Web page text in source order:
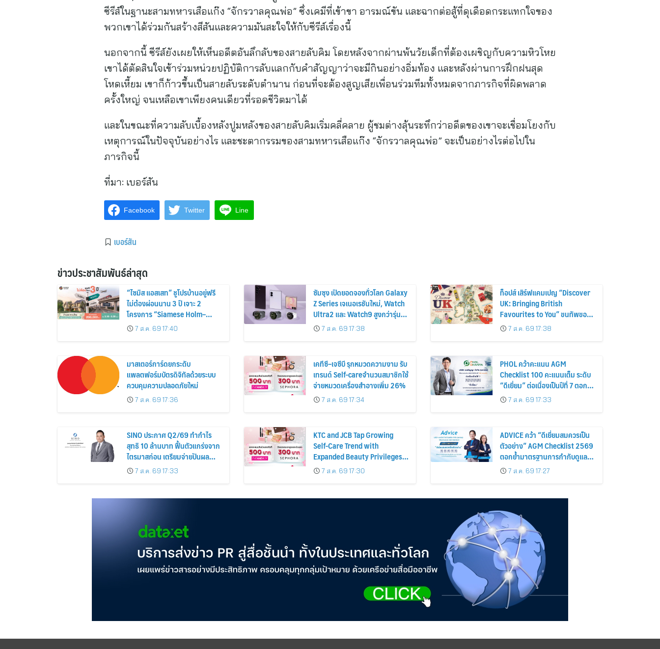
ซีรีส์ในฐานะสามทหารเสือแก๊ง “จักรวาลคุณพ่อ” ซึ่งเคมีที่เข้าขา อารมณ์ขัน และฉากต่อสู้ที่ดุเดือดกระแทกใจของ
พวกเขาได้ร่วมกันสร้างสีสันและความมันสะใจให้กับซีรีส์เรื่องนี้
นอกจากนี้ ซีรีส์ยังเผยให้เห็นอดีตอันลึกลับของสายลับคิม โดยหลังจากผ่านพ้นวัยเด็กที่ต้องเผชิญกับความหิวโหย
เขาได้ตัดสินใจเข้าร่วมหน่วยปฏิบัติการลับแลกกับคำสัญญาว่าจะมีกินอย่างอิ่มท้อง และหลังผ่านการฝึกฝนสุด
โหดเหี้ยม เขาก็ก้าวขึ้นเป็นสายลับระดับตำนาน ก่อนที่จะต้องสูญเสียเพื่อนร่วมทีมทั้งหมดจากภารกิจที่ผิดพลาด
ครั้งใหญ่ จนเหลือเขาเพียงคนเดียวที่รอดชีวิตมาได้
และในขณะที่ความลับเบื้องหลังปูมหลังของสายลับคิมเริ่มคลี่คลาย ผู้ชมต่างลุ้นระทึกว่าอดีตของเขาจะเชื่อมโยงกับ
เหตุการณ์ในปัจจุบันอย่างไร และชะตากรรมของสามทหารเสือแก๊ง “จักรวาลคุณพ่อ” จะเป็นอย่างไรต่อไปใน
ภารกิจนี้
ที่มา: เบอร์สัน
Facebook Twitter Line
เบอร์สัน
ข่าวประชาสัมพันธ์ล่าสุด
“ไซมิส แอสเสท” ชูโปรบ้านอยู่ฟรี
ไม่ต้องผ่อนนาน 3 ปี เจาะ 2
โครงการ “Siamese Holm–
Siamese Blossom” พร้อม
ส่วนลดและสิทธิพิเศษถึง 31
7 ส.ค. 69 17:40
ซัมซุง เปิดยอดจองทั่วโลก Galaxy
Z Series เจเนอเรชันใหม่, Watch
Ultra2 และ Watch9 สูงกว่ารุ่น
ก่อนหน้ากว่า 30%
7 ส.ค. 69 17:38
ท็อปส์ เสิร์ฟแคมเปญ “Discover
UK: Bringing British
Favourites to You” ขนทัพของ
อร่อยและไอเท็มฮิตจากสหราช
อาณาจักร ส่งตรงถึงมือตั้งแต่วัน
7 ส.ค. 69 17:38
มาสเตอร์การ์ดยกระดับ
แพลตฟอร์มบัตรดิจิทัลด้วยระบบ
ควบคุมความปลอดภัยใหม่
7 ส.ค. 69 17:36
เคทีซี–เจซีบี รุกหมวดความงาม รับ
เทรนด์ Self-careจำนวนสมาชิกใช้
จ่ายหมวดเครื่องสำอางเพิ่ม 26%
7 ส.ค. 69 17:34
PHOL คว้าคะแนน AGM
Checklist 100 คะแนนเต็ม ระดับ
“ดีเยี่ยม” ต่อเนื่องเป็นปีที่ 7 ตอกย้ำ
การดำเนินธุรกิจตามหลักธรรมาภิ
บาล โปร่งใส สร้างความเชื่อมั่นผู้
7 ส.ค. 69 17:33
SINO ประกาศ Q2/69 ทำกำไร
สุทธิ 10 ล้านบาท ฟื้นตัวแกร่งจาก
ไตรมาสก่อน เตรียมจ่ายปันผล
ระหว่างกาล 0.014423 บาทต่อหุ้น
ครึ่งปีหลังมุ่งเติบโตต่อเนื่อง
7 ส.ค. 69 17:33
KTC and JCB Tap Growing
Self-Care Trend with
Expanded Beauty Privileges
Number of KTC JCB
Cardmembers Spending on
7 ส.ค. 69 17:30
ADVICE คว้า “ดีเยี่ยมสมควรเป็น
ตัวอย่าง” AGM Checklist 2569
ตอกย้ำมาตรฐานการกำกับดูแล
กิจการที่ดี
7 ส.ค. 69 17:27